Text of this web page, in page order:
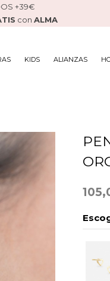
+39€
con ALMA
KIDS ALIANZAS